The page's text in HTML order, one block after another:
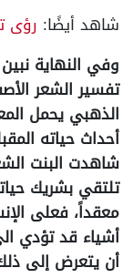
شاهد أيضًا: رؤى
وفي النهاية
تفسير الشعر
الذهبي يحمل
أحداث حياته
شاهدت البنت
تلتقي بشريك
معقداً، فعلى
أشياء قد تؤدي
أن يتعرض إلى